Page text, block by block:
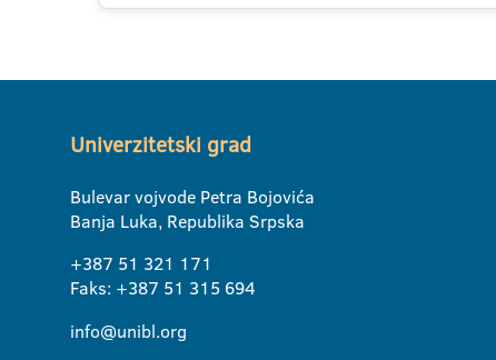
Univerzitetski grad
Bulevar vojvode Petra Bojovića
Banja Luka, Republika Srpska
+387 51 321 171
Faks: +387 51 315 694
info@unibl.org